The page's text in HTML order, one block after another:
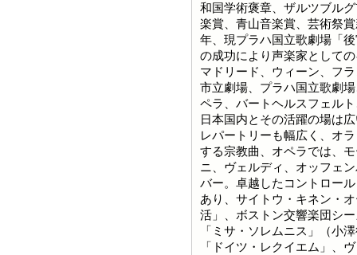
和国学術褒章、ザルツブル
楽賞、青山音楽賞、芸術祭
年、現プラハ国立歌劇場「
の成功により声楽家として
マドリード、ウィーン、フ
市立劇場、プラハ国立歌劇
ペラ、バートヘルスフェル
日本国内とその活躍の場は
レパートリーも幅広く、オ
する宗教曲、オペラでは、
ニ、ヴェルディ、オッフェ
バー。卓越したコントロー
あり、サイトウ・キネン・
活」、ボストン交響楽団シ
「ミサ・ソレムニス」（小
「ドイツ・レクイエム」、